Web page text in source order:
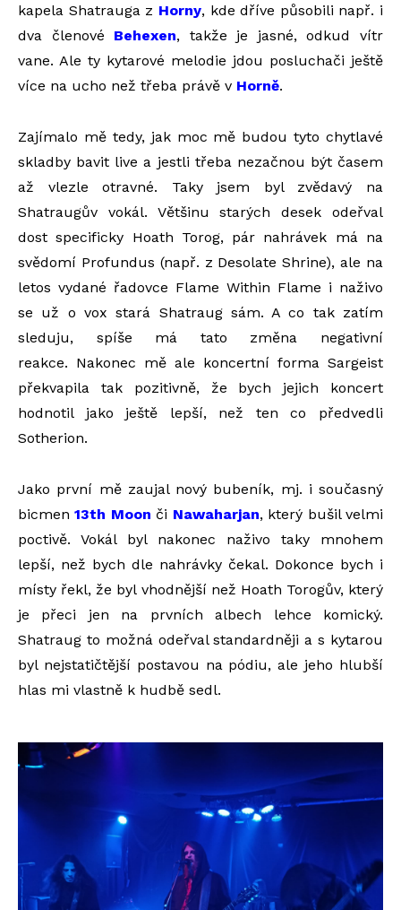
kapela Shatrauga z Horny, kde dříve působili např. i
dva členové Behexen, takže je jasné, odkud vítr
vane. Ale ty kytarové melodie jdou posluchači ještě
více na ucho než třeba právě v Horně.
Zajímalo mě tedy, jak moc mě budou tyto chytlavé
skladby bavit live a jestli třeba nezačnou být časem
až vlezle otravné. Taky jsem byl zvědavý na
Shatraugův vokál. Většinu starých desek odeřval
dost specificky Hoath Torog, pár nahrávek má na
svědomí Profundus (např. z Desolate Shrine), ale na
letos vydané řadovce Flame Within Flame i naživo
se už o vox stará Shatraug sám. A co tak zatím
sleduju, spíše má tato změna negativní
reakce. Nakonec mě ale koncertní forma Sargeist
překvapila tak pozitivně, že bych jejich koncert
hodnotil jako ještě lepší, než ten co předvedli
Sotherion.
Jako první mě zaujal nový bubeník, mj. i současný
bicmen13th Moon či Nawaharjan, který bušil velmi
poctivě. Vokál byl nakonec naživo taky mnohem
lepší, než bych dle nahrávky čekal. Dokonce bych i
místy řekl, že byl vhodnější než Hoath Torogův, který
je přeci jen na prvních albech lehce komický.
Shatraug to možná odeřval standardněji a s kytarou
byl nejstatičtější postavou na pódiu, ale jeho hlubší
hlas mi vlastně k hudbě sedl.